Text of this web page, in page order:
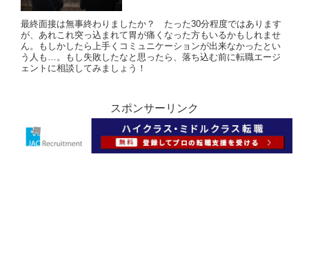
最終面接は無事終わりましたか？ たった30分程度ではあります
が、あれこれ突っ込まれて胃が痛くなった方もいるかもしれませ
ん。もしかしたら上手くコミュニケーションが出来なかったとい
う人も…。もし失敗したなと思ったら、落ち込む前に転職エージ
ェントに相談してみましょう！
スポンサーリンク